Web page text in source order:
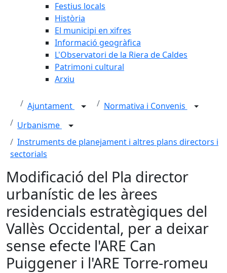
Festius locals
Història
El municipi en xifres
Informació geogràfica
L'Observatori de la Riera de Caldes
Patrimoni cultural
Arxiu
Ajuntament
Normativa i Convenis
Urbanisme
Instruments de planejament i altres plans directors i
sectorials
Modificació del Pla director
urbanístic de les àrees
residencials estratègiques del
Vallès Occidental, per a deixar
sense efecte l'ARE Can
Puiggener i l'ARE Torre-romeu